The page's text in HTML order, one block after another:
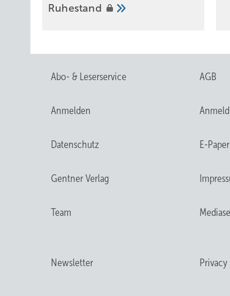
Ruhestand
Abo- & Leserservice AGB
Anmelden
Datenschutz E-Paper
Gentner Verlag
Team
Newsletter Privacy